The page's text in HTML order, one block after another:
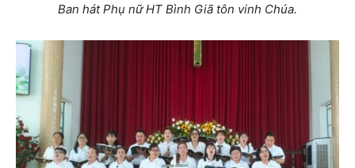
Ban hát Phụ nữ HT Bình Giã tôn vinh Chúa.